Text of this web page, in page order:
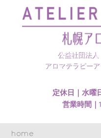
公益社団法人
アロマテラピー
札幌アロマカレッジの
定休日｜水曜
営業時間
home